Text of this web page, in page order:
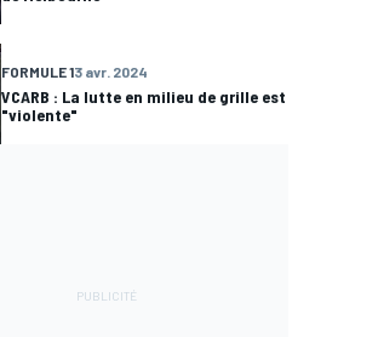
FORMULE 13 avr. 2024
VCARB : La lutte en milieu de grille est
"violente"